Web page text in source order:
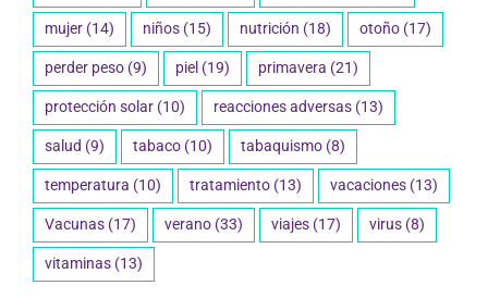
mujer (14) niños (15) nutrición (18) otoño (17)
perder peso (9) piel (19) primavera (21)
protección solar (10) reacciones adversas (13)
salud (9) tabaco (10) tabaquismo (8)
temperatura (10) tratamiento (13) vacaciones (13)
Vacunas (17) verano (33) viajes (17) virus (8)
vitaminas (13)